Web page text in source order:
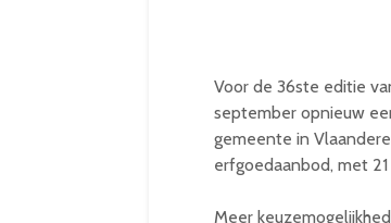
Voor de 36ste editie
september opnieuw
gemeente in
erfgoedaanbod, met
Meer